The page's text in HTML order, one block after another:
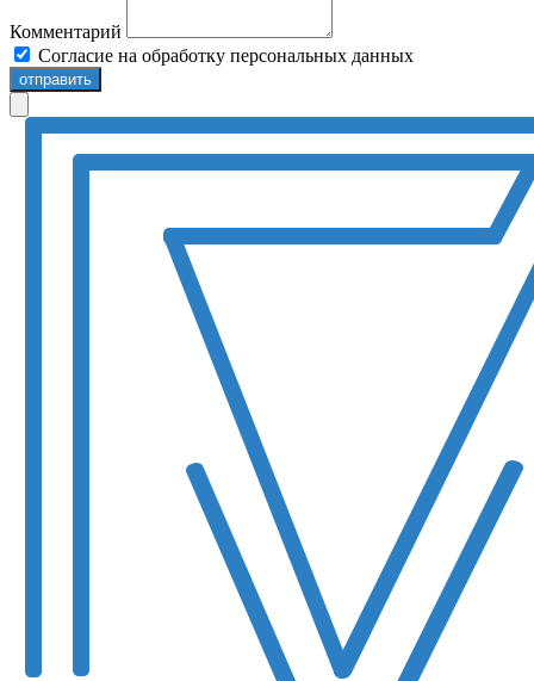
Комментарий
Согласие на обработку персональных данных
отправить